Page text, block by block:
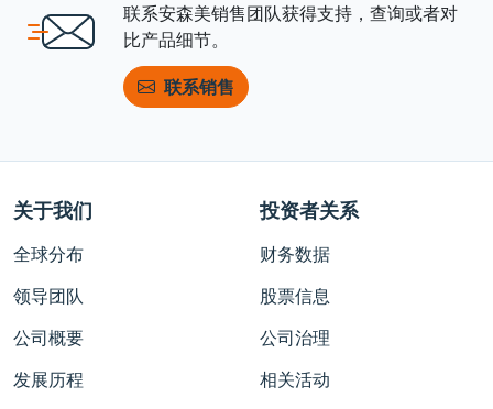
联系安森美销售团队获得支持，查询或者对
比产品细节。
联系销售
关于我们
全球分布
领导团队
公司概要
发展历程
投资者关系
财务数据
股票信息
公司治理
相关活动